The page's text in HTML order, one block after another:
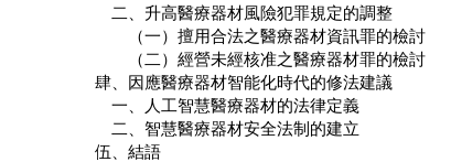
二、升高醫療器材風險犯罪規定的調整
（一）擅用合法之醫療器材資訊罪的檢討
（二）經營未經核准之醫療器材罪的檢討
肆、因應醫療器材智能化時代的修法建議
一、人工智慧醫療器材的法律定義
二、智慧醫療器材安全法制的建立
伍、結語